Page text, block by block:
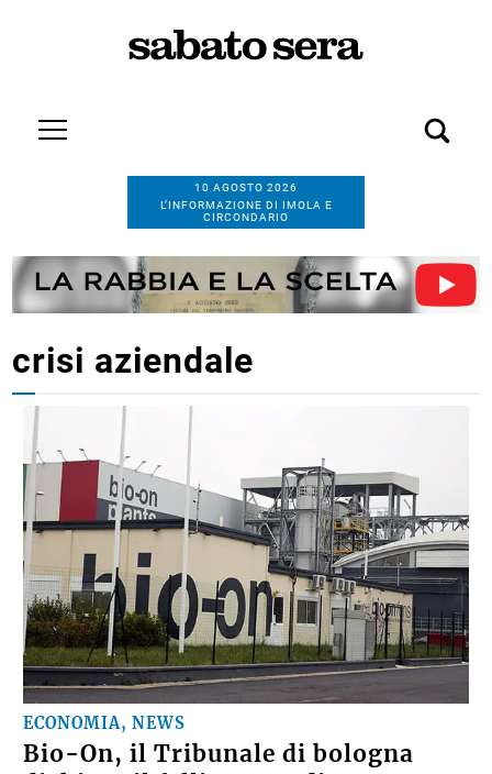
10 AGOSTO 2026
L’INFORMAZIONE DI IMOLA E
CIRCONDARIO
crisi aziendale
ECONOMIA, NEWS
Bio-On, il Tribunale di bologna